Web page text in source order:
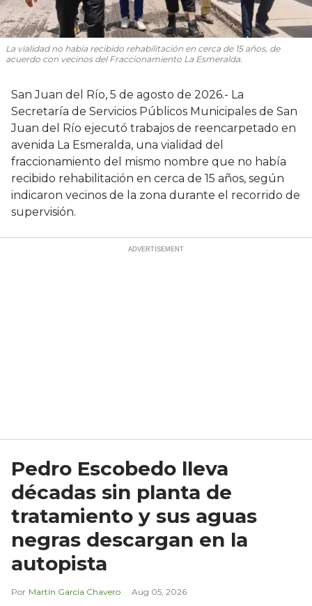
La vialidad no había recibido rehabilitación en cerca de 15 años, de
acuerdo con vecinos del Fraccionamiento La Esmeralda.
San Juan del Río, 5 de agosto de 2026.- La
Secretaría de Servicios Públicos Municipales de San
Juan del Río ejecutó trabajos de reencarpetado en
avenida La Esmeralda, una vialidad del
fraccionamiento del mismo nombre que no había
recibido rehabilitación en cerca de 15 años, según
indicaron vecinos de la zona durante el recorrido de
supervisión.
Pedro Escobedo lleva
décadas sin planta de
tratamiento y sus aguas
negras descargan en la
autopista
Martín García Chavero Aug 05, 2026